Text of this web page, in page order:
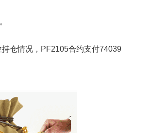
仓情况，PF2105合约支付74039